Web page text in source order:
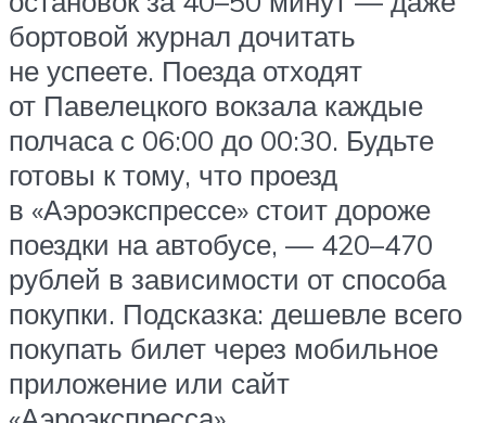
бортовой журнал дочитать
не успеете. Поезда отходят
от Павелецкого вокзала каждые
полчаса с 06:00 до 00:30. Будьте
готовы к тому, что проезд
в «Аэроэкспрессе» стоит дороже
поездки на автобусе, — 420–470
рублей в зависимости от способа
покупки. Подсказка: дешевле всего
покупать билет через мобильное
приложение или сайт